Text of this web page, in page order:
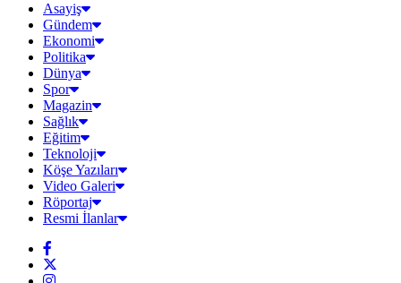
Asayiş
Gündem
Ekonomi
Politika
Dünya
Spor
Magazin
Sağlık
Eğitim
Teknoloji
Köşe Yazıları
Video Galeri
Röportaj
Resmi İlanlar